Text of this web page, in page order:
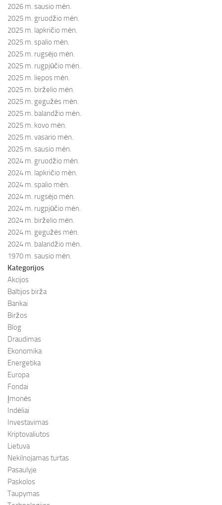
2026 m. sausio mėn.
2025 m. gruodžio mėn.
2025 m. lapkričio mėn.
2025 m. spalio mėn.
2025 m. rugsėjo mėn.
2025 m. rugpjūčio mėn.
2025 m. liepos mėn.
2025 m. birželio mėn.
2025 m. gegužės mėn.
2025 m. balandžio mėn.
2025 m. kovo mėn.
2025 m. vasario mėn.
2025 m. sausio mėn.
2024 m. gruodžio mėn.
2024 m. lapkričio mėn.
2024 m. spalio mėn.
2024 m. rugsėjo mėn.
2024 m. rugpjūčio mėn.
2024 m. birželio mėn.
2024 m. gegužės mėn.
2024 m. balandžio mėn.
1970 m. sausio mėn.
Kategorijos
Akcijos
Baltijos birža
Bankai
Biržos
Blog
Draudimas
Ekonomika
Energetika
Europa
Fondai
Įmonės
Indėliai
Investavimas
Kriptovaliutos
Lietuva
Nekilnojamas turtas
Pasaulyje
Paskolos
Taupymas